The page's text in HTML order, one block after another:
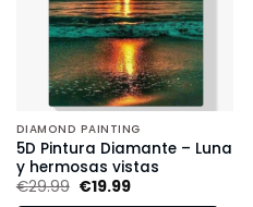
DIAMOND PAINTING
5D Pintura Diamante – Luna
y hermosas vistas
€29.99 €19.99